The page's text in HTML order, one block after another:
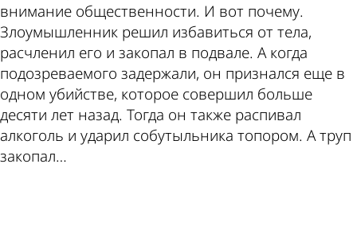
внимание общественности. И вот почему.
Злоумышленник решил избавиться от тела,
расчленил его и закопал в подвале. А когда
подозреваемого задержали, он признался еще в
одном убийстве, которое совершил больше
десяти лет назад. Тогда он также распивал
алкоголь и ударил собутыльника топором. А труп
закопал…